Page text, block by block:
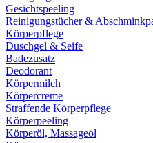
Gesichtspeeling
Reinigungstücher &
Körperpflege
Duschgel & Seife
Badezusatz
Deodorant
Körpermilch
Körpercreme
Straffende Körperpflege
Körperpeeling
Körperöl, Massageöl